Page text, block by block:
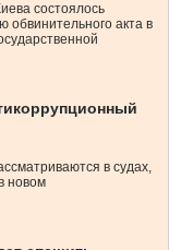
состоялось
обвинительного акта в
в судах,
новом